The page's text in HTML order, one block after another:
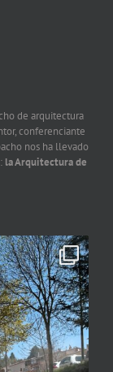
de arquitectura
conferenciante
nos ha llevado
la Arquitectura de